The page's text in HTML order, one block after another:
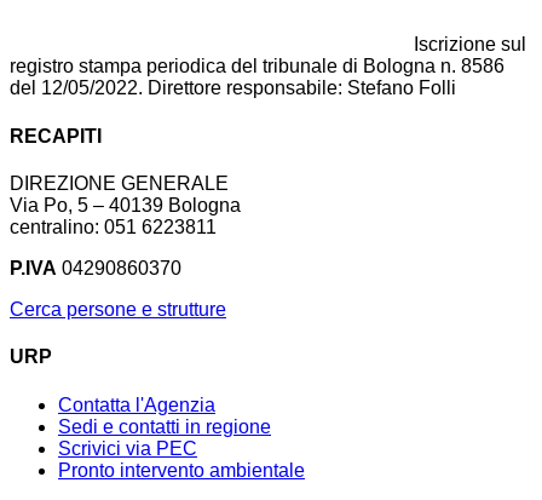
Iscrizione sul
registro stampa periodica del tribunale di Bologna n. 8586
del 12/05/2022. Direttore responsabile: Stefano Folli
RECAPITI
DIREZIONE GENERALE
Via Po, 5 – 40139 Bologna
centralino: 051 6223811
P.IVA 04290860370
Cerca persone e strutture
URP
Contatta l'Agenzia
Sedi e contatti in regione
Scrivici via PEC
Pronto intervento ambientale